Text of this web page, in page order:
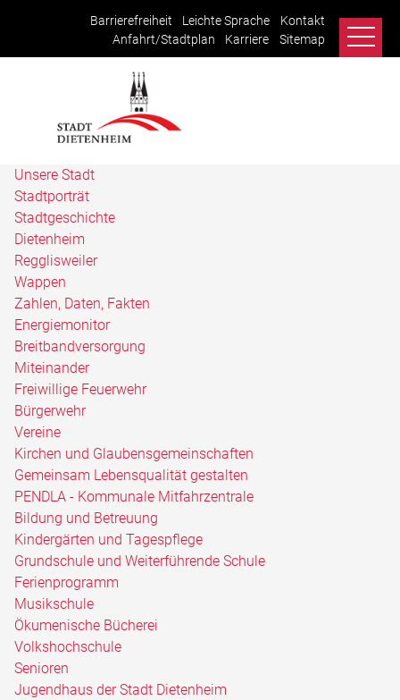
Barrierefreiheit Leichte Sprache
Kontakt
Anfahrt/Stadtplan
Karriere Sitemap
Unsere Stadt
Stadtporträt
Stadtgeschichte
Dietenheim
Regglisweiler
Wappen
Zahlen, Daten, Fakten
Energiemonitor
Breitbandversorgung
Miteinander
Freiwillige Feuerwehr
Bürgerwehr
Vereine
Kirchen und Glaubensgemeinschaften
Gemeinsam Lebensqualität gestalten
PENDLA - Kommunale Mitfahrzentrale
Bildung und Betreuung
Kindergärten und Tagespflege
Grundschule und Weiterführende Schule
Ferienprogramm
Musikschule
Ökumenische Bücherei
Volkshochschule
Senioren
Jugendhaus der Stadt Dietenheim